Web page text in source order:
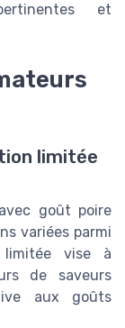
et
limitée
goût poire
variées parmi
limitée vise à
de saveurs
aux goûts